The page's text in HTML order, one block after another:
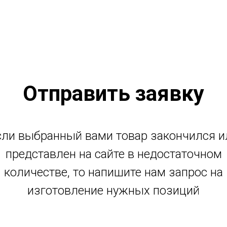
Отправить заявку
выбранный вами товар закончился
представлен на сайте в недостаточном
количестве, то напишите нам запрос на
изготовление нужных позиций